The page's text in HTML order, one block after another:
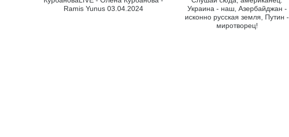
Ramis Yunus 03.04.2024
Украина - наш, Азербайджан -
исконно русская земля, Путин -
миротворец!